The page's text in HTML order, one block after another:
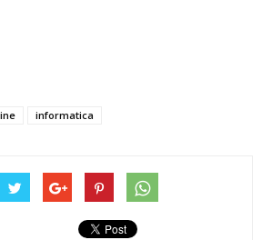
informatica